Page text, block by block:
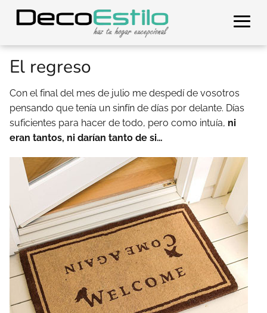
El regreso
Con el final del mes de julio me despedí de vosotros
pensando que tenía un sinfín de días por delante. Días
suficientes para hacer de todo, pero como intuía, ni
eran tantos, ni darían tanto de si…